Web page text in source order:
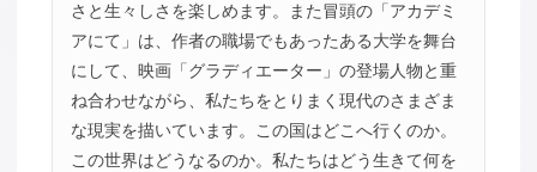
さと生々しさを楽しめます。また冒頭の「アカデミ
アにて」は、作者の職場でもあったある大学を舞台
にして、映画「グラディエーター」の登場人物と重
ね合わせながら、私たちをとりまく現代のさまざま
な現実を描いています。この国はどこへ行くのか。
この世界はどうなるのか。私たちはどう生きて何を